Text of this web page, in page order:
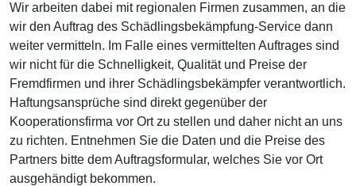
Wir arbeiten dabei mit regionalen Firmen zusammen, an die
wir den Auftrag des Schädlingsbekämpfung-Service dann
weiter vermitteln. Im Falle eines vermittelten Auftrages sind
wir nicht für die Schnelligkeit, Qualität und Preise der
Fremdfirmen und ihrer Schädlingsbekämpfer verantwortlich.
Haftungsansprüche sind direkt gegenüber der
Kooperationsfirma vor Ort zu stellen und daher nicht an uns
zu richten. Entnehmen Sie die Daten und die Preise des
Partners bitte dem Auftragsformular, welches Sie vor Ort
ausgehändigt bekommen.